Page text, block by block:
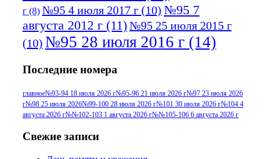
г (8) №95 4 июля 2017 г (10) №95 7
августа 2012 г (11)№95 25 июля 2015 г
(10) №95 28 июля 2016 г (14)
июля 2017 г(11)№96 9 августа 2012
г(13) №96 28 июля 2015 г(9) №96+97 3
июля 2014 г(10)№96+97 30 июля
июля 2017 г
Последние номера
главное№93-94 18 июля 2026 г№95-96 21 июля 2026 г№97 23 июля 2026
г№98 25 июля 2026№99-100 28 июля 2026 г№101 30 июля 2026 г№104 4
августа 2026 г№№102-103 1 августа 2026 г№№105-106 6 августа 2026 г
Свежие записи